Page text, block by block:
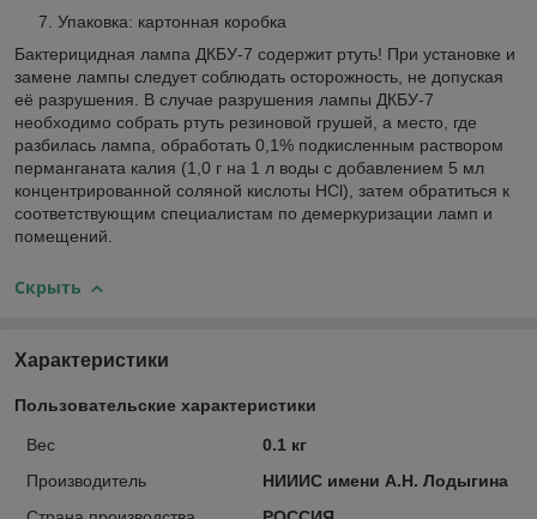
Упаковка: картонная коробка
Бактерицидная лампа ДКБУ-7 содержит ртуть! При установке и
замене лампы следует соблюдать осторожность, не допуская
её разрушения. В случае разрушения лампы ДКБУ-7
необходимо собрать ртуть резиновой грушей, а место, где
разбилась лампа, обработать 0,1% подкисленным раствором
перманганата калия (1,0 г на 1 л воды с добавлением 5 мл
концентрированной соляной кислоты HCl), затем обратиться к
соответствующим специалистам по демеркуризации ламп и
помещений.
Скрыть
Характеристики
Пользовательские характеристики
Вес
0.1 кг
Производитель
НИИИС имени А.Н. Лодыгина